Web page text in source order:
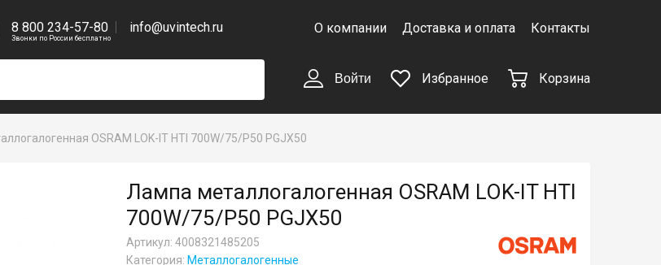
8 800 234-57-80
Звонки по России бесплатно
info@uvintech.ru О компании Доставка и оплата Контакты
Войти Избранное Корзина
OSRAM LOK-IT HTI 700W/75/P50 PGJX50
Лампа металлогалогенная OSRAM LOK-IT HTI
700W/75/P50 PGJX50
Артикул: 4008321485205
Категория: Металлогалогенные